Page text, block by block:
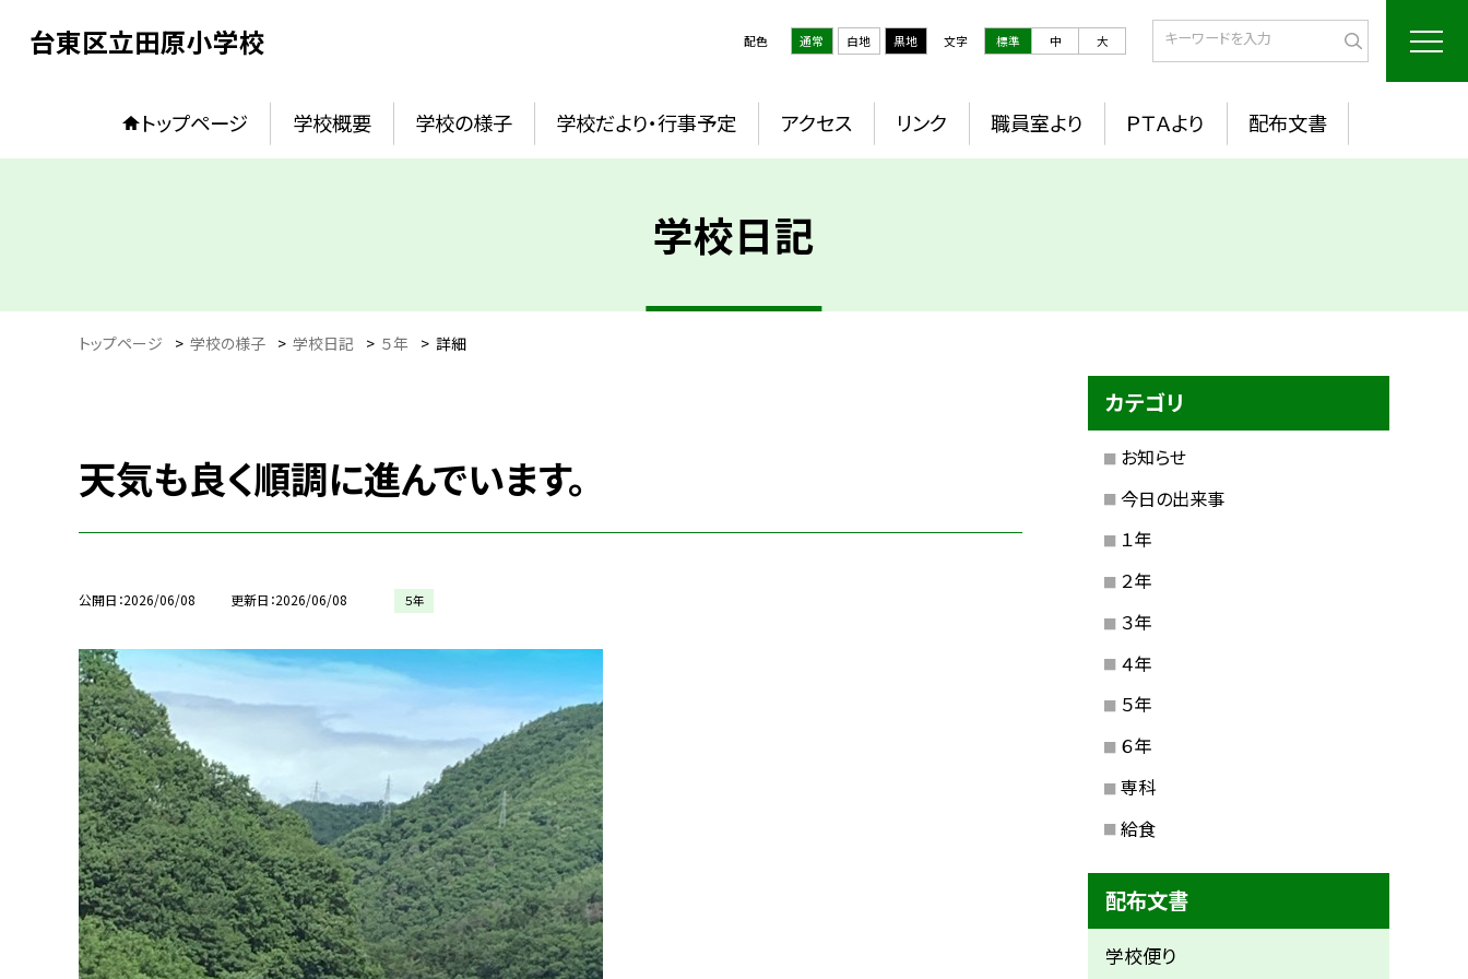
台東区立田原小学校 配色 通常 白地 黒地 文字 標準 中 大
トップページ 学校概要 学校の様子 学校だより・行事予定 アクセス リンク 職員室より ＰＴＡより 配布文書
学校日記
トップページ > 学校の様子 > 学校日記 > ５年 > 詳細
天気も良く順調に進んでいます。
公開日 2026/06/08 更新日 2026/06/08 ５年
カテゴリ
お知らせ
今日の出来事
１年
２年
３年
４年
５年
６年
専科
給食
配布文書
学校便り